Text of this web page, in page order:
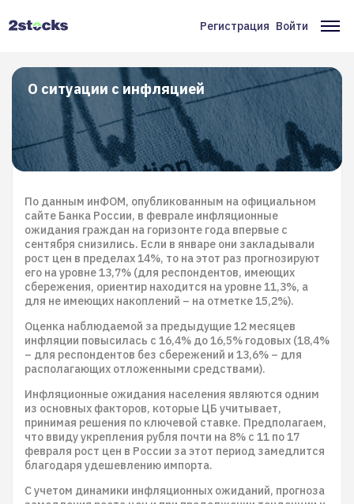
Меню
учётной
записи
пользователя
Регистрация Войти
О ситуации с инфляцией
По данным инФОМ, опубликованным на официальном
сайте Банка России, в феврале инфляционные
ожидания граждан на горизонте года впервые с
сентября снизились. Если в январе они закладывали
рост цен в пределах 14%, то на этот раз прогнозируют
его на уровне 13,7% (для респондентов, имеющих
сбережения, ориентир находится на уровне 11,3%, а
для не имеющих накоплений – на отметке 15,2%).
Оценка наблюдаемой за предыдущие 12 месяцев
инфляции повысилась с 16,4% до 16,5% годовых (18,4%
– для респондентов без сбережений и 13,6% – для
располагающих отложенными средствами).
Инфляционные ожидания населения являются одним
из основных факторов, которые ЦБ учитывает,
принимая решения по ключевой ставке. Предполагаем,
что ввиду укрепления рубля почти на 8% с 11 по 17
февраля рост цен в России за этот период замедлится
благодаря удешевлению импорта.
С учетом динамики инфляционных ожиданий, прогноза